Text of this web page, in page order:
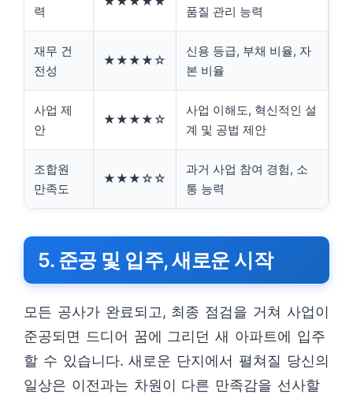
력
품질 관리 능력
재무 건
전성
★★★★☆
신용 등급, 부채 비율, 자
본 비율
사업 제
안
★★★★☆
사업 이해도, 혁신적인 설
계 및 공법 제안
조합원
만족도
★★★☆☆
과거 사업 참여 경험, 소
통 능력
5. 준공 및 입주, 새로운 시작
모든 공사가 완료되고, 최종 점검을 거쳐 사업이
준공되면 드디어 꿈에 그리던 새 아파트에 입주
할 수 있습니다. 새로운 단지에서 펼쳐질 당신의
일상은 이전과는 차원이 다른 만족감을 선사할